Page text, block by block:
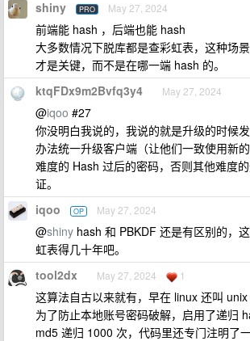
shiny PRO May 27, 2024
前端能 hash ，后端也能 hash
大多数情况下脱库都是查彩虹表，这种场
才是关键，而不是在哪一端 hash 的。
ktqFDx9m2Bvfq3y4 May 27, 2024
@iqoo #27
你没明白我说的，我说的就是升级的时候
办法统一升级客户端（让他们一致使用新
难度的 Hash 过后的密码，否则其他难度
证。
iqoo OP May 27, 2024
@shiny hash 和 PBKDF 还是有区别的，
虹表得几十年吧。
tool2dx May 27, 2024 1
这算法自古以来就有，早在 linux 还叫
为了防止本地账号密码破解，启用了递归
md5 递归 1000 次，代码里还专门注明了